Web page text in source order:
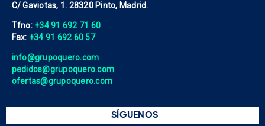
C/ Gaviotas, 1. 28320 Pinto, Madrid.
Tfno: +34 91 692 71 60
Fax: +34 91 692 60 57
info@grupoquero.com
pedidos@grupoquero.com
ofertas@grupoquero.com
SÍGUENOS